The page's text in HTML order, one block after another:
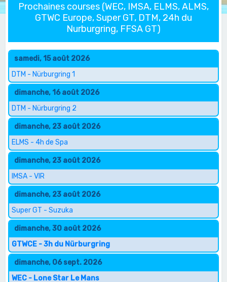
Prochaines courses (WEC, IMSA, ELMS, ALMS,
GTWC Europe, Super GT, DTM, 24h du
Nurburgring, FFSA GT)
samedi, 15 août 2026
DTM - Nürburgring 1
dimanche, 16 août 2026
DTM - Nürburgring 2
dimanche, 23 août 2026
ELMS - 4h de Spa
dimanche, 23 août 2026
IMSA - VIR
dimanche, 23 août 2026
Super GT - Suzuka
dimanche, 30 août 2026
GTWCE - 3h du Nürburgring
dimanche, 06 sept. 2026
WEC - Lone Star Le Mans